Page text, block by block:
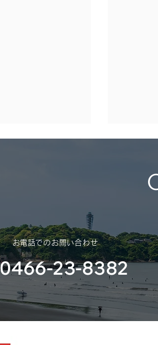
を申し上げます。
（神奈川
部様）
​お電話でのお問い合わせ
0466-23-8382